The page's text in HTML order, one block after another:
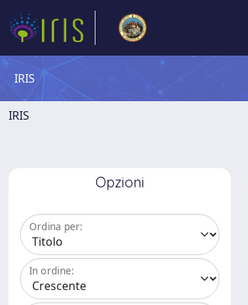
IRIS
IRIS
Opzioni
Ordina per:
In ordine: